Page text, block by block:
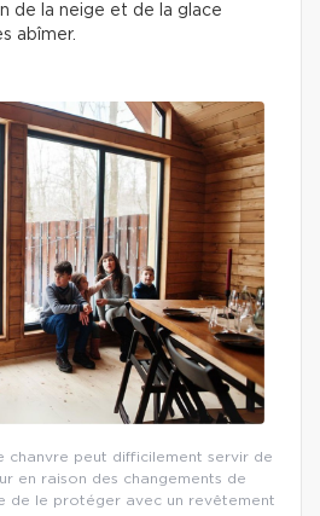
de la neige et de la glace
abîmer.
chanvre peut difficilement servir de
en raison des changements de
de le protéger avec un revêtement